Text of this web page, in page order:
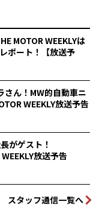
MOTOR WEEKLYは
ポート！【放送予
さん！MW的自動車ニ
WEEKLY放送予告
がゲスト！
放送予告
スタッフ通信一覧へ